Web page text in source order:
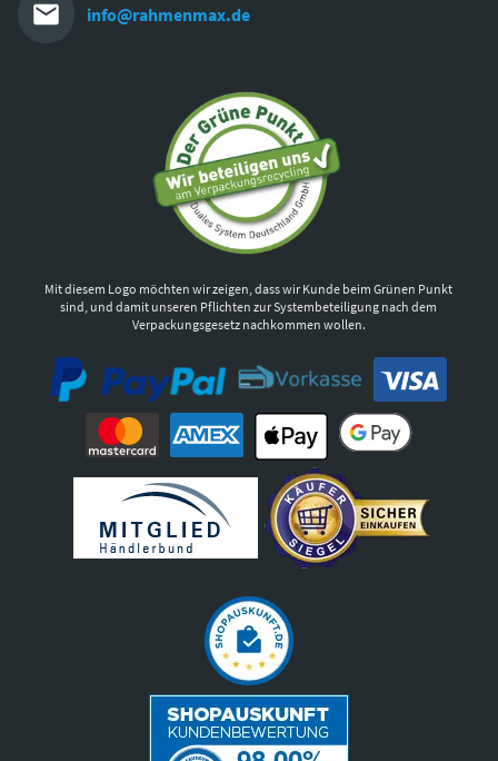
info@rahmenmax.de
Mit diesem Logo möchten wir zeigen, dass wir Kunde beim Grünen Punkt
sind, und damit unseren Pflichten zur Systembeteiligung nach dem
Verpackungsgesetz nachkommen wollen.